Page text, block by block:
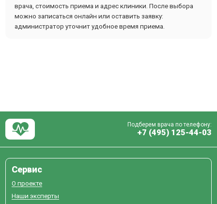
врача, стоимость приема и адрес клиники. После выбора
можно записаться онлайн или оставить заявку:
администратор уточнит удобное время приема.
Подберем врача по телефону:
+7 (495) 125-44-03
Сервис
О проекте
Наши эксперты